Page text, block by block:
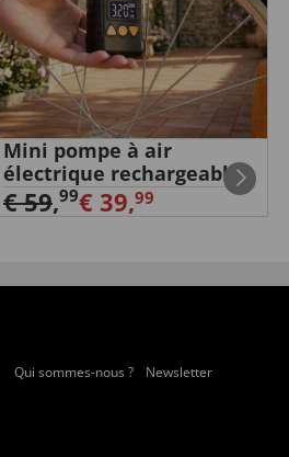
Mini pompe à air
électrique rechargeable
€ 59,99€ 39,99
Qui sommes-nous ?
Newsletter